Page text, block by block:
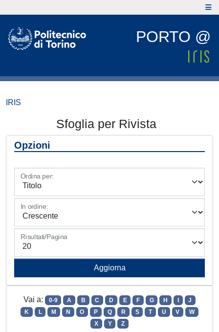
PORTO @
IRIS
Sfoglia per Rivista
Opzioni
Ordina per:
In ordine:
Risultati/Pagina
Vai a: 0-9 A B C D E F G H
J
K
L M N O P Q R S T U V
W
X
Y Z